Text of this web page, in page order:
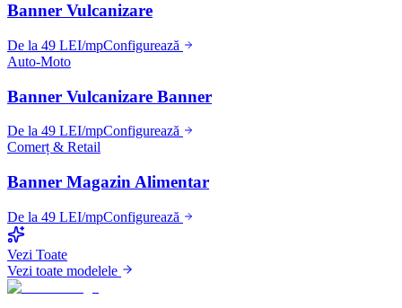
Banner Vulcanizare
De la 49 LEI/mpConfigurează
Auto-Moto
Banner Vulcanizare Banner
De la 49 LEI/mpConfigurează
Comerț & Retail
Banner Magazin Alimentar
De la 49 LEI/mpConfigurează
Vezi Toate
Vezi toate modelele